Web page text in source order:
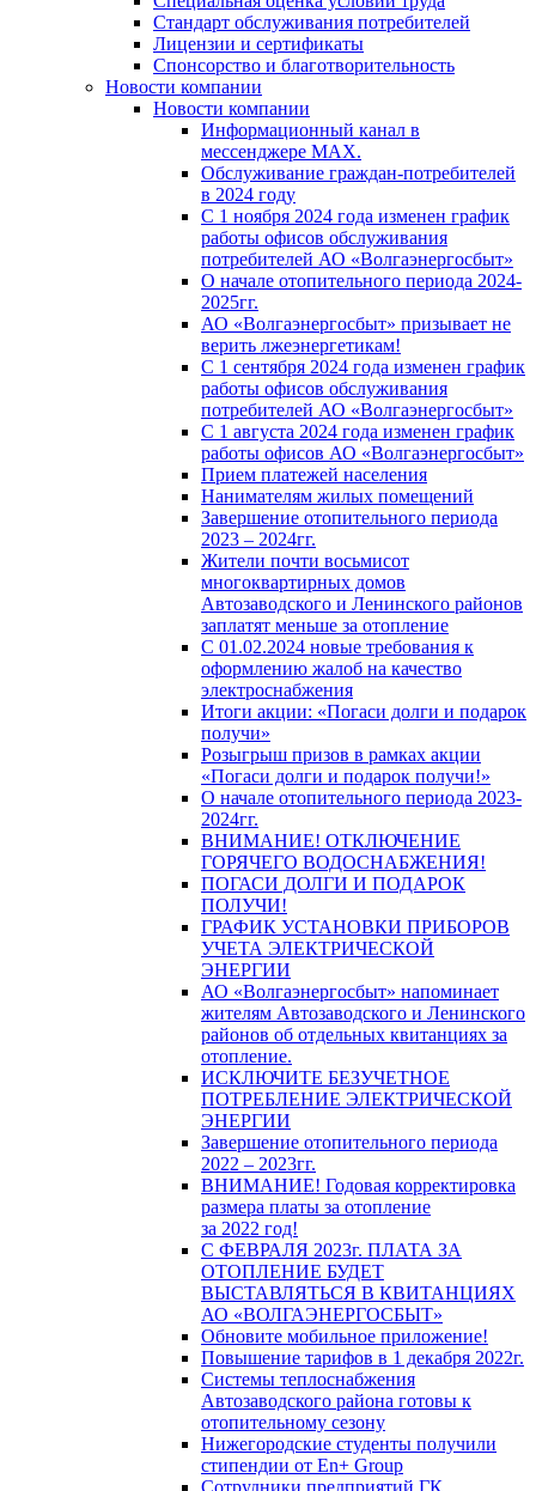
Стандарт обслуживания потребителей
Лицензии и сертификаты
Спонсорство и благотворительность
Новости компании
Новости компании
Информационный канал в
мессенджере MAX.
Обслуживание граждан-потребителей
в 2024 году
С 1 ноября 2024 года изменен график
работы офисов обслуживания
потребителей АО «Волгаэнергосбыт»
О начале отопительного периода 2024-
2025гг.
АО «Волгаэнергосбыт» призывает не
верить лжеэнергетикам!
С 1 сентября 2024 года изменен график
работы офисов обслуживания
потребителей АО «Волгаэнергосбыт»
С 1 августа 2024 года изменен график
работы офисов АО «Волгаэнергосбыт»
Прием платежей населения
Нанимателям жилых помещений
Завершение отопительного периода
2023 – 2024гг.
Жители почти восьмисот
многоквартирных домов
Автозаводского и Ленинского районов
заплатят меньше за отопление
С 01.02.2024 новые требования к
оформлению жалоб на качество
электроснабжения
Итоги акции: «Погаси долги и подарок
получи»
Розыгрыш призов в рамках акции
«Погаси долги и подарок получи!»
О начале отопительного периода 2023-
2024гг.
ВНИМАНИЕ! ОТКЛЮЧЕНИЕ
ГОРЯЧЕГО ВОДОСНАБЖЕНИЯ!
ПОГАСИ ДОЛГИ И ПОДАРОК
ПОЛУЧИ!
ГРАФИК УСТАНОВКИ ПРИБОРОВ
УЧЕТА ЭЛЕКТРИЧЕСКОЙ
ЭНЕРГИИ
АО «Волгаэнергосбыт» напоминает
жителям Автозаводского и Ленинского
районов об отдельных квитанциях за
отопление.
ИСКЛЮЧИТЕ БЕЗУЧЕТНОЕ
ПОТРЕБЛЕНИЕ ЭЛЕКТРИЧЕСКОЙ
ЭНЕРГИИ
Завершение отопительного периода
2022 – 2023гг.
ВНИМАНИЕ! Годовая корректировка
размера платы за отопление
за 2022 год!
С ФЕВРАЛЯ 2023г. ПЛАТА ЗА
ОТОПЛЕНИЕ БУДЕТ
ВЫСТАВЛЯТЬСЯ В КВИТАНЦИЯХ
АО «ВОЛГАЭНЕРГОСБЫТ»
Обновите мобильное приложение!
Повышение тарифов в 1 декабря 2022г.
Системы теплоснабжения
Автозаводского района готовы к
отопительному сезону
Нижегородские студенты получили
стипендии от En+ Group